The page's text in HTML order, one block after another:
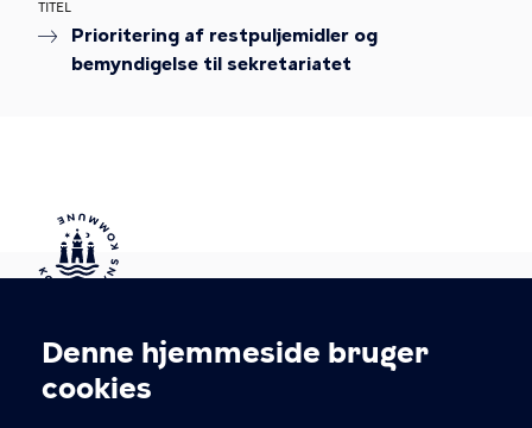
Cookieindstillinger
Denne hjemmeside bruger
cookies
TITEL
Prioritering af restpuljemidler og
bemyndigelse til sekretariatet
Kontakt Københavns Kommune
T